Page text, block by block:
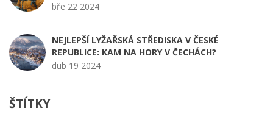
bře 22 2024
NEJLEPŠÍ LYŽAŘSKÁ STŘEDISKA V ČESKÉ
REPUBLICE: KAM NA HORY V ČECHÁCH?
dub 19 2024
ŠTÍTKY